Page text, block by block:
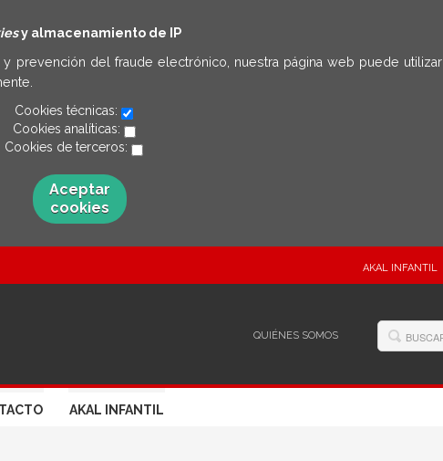
y almacenamiento de IP
prevención del fraude electrónico, nuestra página web puede utilizar
Cookies técnicas:
Cookies analíticas:
Cookies de terceros:
Aceptar
cookies
AKAL INFANTIL
QUIÉNES SOMOS
AKAL INFANTIL